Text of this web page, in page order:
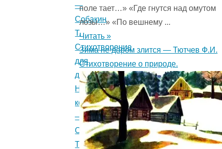
—
Собакин
Т.
Стихотворение
для
детей.
На
коне
—
Собакин
Т.
поле тает…» «Где гнутся над омутом
лозы…» «По вешнему ...
Читать »
Зима не даром злится — Тютчев Ф.И.
Стихотворение о природе.